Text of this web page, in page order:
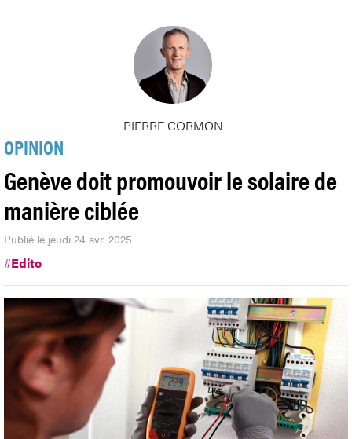
PIERRE CORMON
OPINION
Genève doit promouvoir le solaire de
manière ciblée
Publié le jeudi 24 avr. 2025
#Edito